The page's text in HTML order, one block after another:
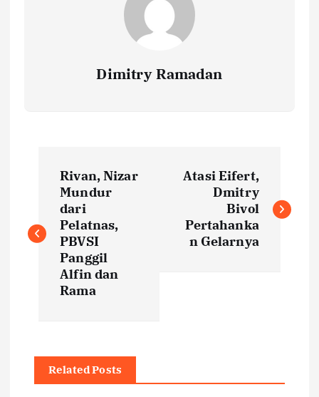
Dimitry Ramadan
s
Rivan, Nizar
Mundur
dari
Pelatnas,
PBVSI
Panggil
Alfin dan
Rama
Atasi Eifert,
Dmitry
Bivol
Pertahanka
n Gelarnya
Related Posts